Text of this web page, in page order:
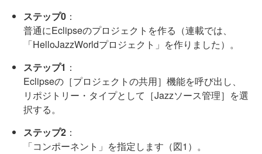
ステップ0 ：
普通にEclipseのプロジェクトを作る（連載では、
「HelloJazzWorldプロジェクト」を作りました）。
ステップ1 ：
Eclipseの［プロジェクトの共用］機能を呼び出し、
リポジトリー・タイプとして［Jazzソース管理］を選
択する。
ステップ2 ：
「コンポーネント」を指定します（図1）。